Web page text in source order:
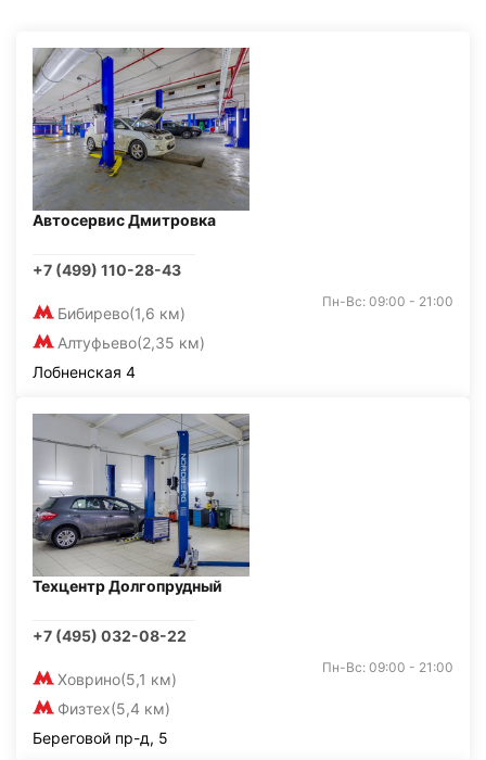
Автосервис Дмитровка
+7 (499) 110-28-43
Бибирево(1,6 км)
Алтуфьево(2,35 км)
Пн-Вс: 09:00 - 21:00
Лобненская 4
Техцентр Долгопрудный
+7 (495) 032-08-22
Ховрино(5,1 км)
Физтех(5,4 км)
Пн-Вс: 09:00 - 21:00
Береговой пр-д, 5